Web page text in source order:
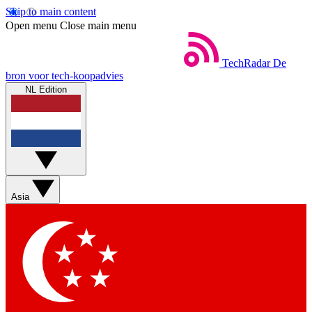
Skip to main content
Open menu Close main menu
TechRadar De
bron voor tech-koopadvies
NL Edition
Asia